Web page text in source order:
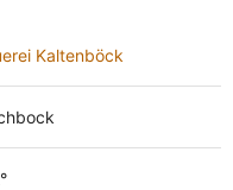
Kaltenböck